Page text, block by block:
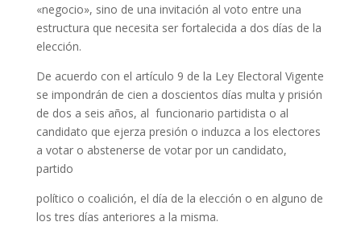
«negocio», sino de una invitación al voto entre una
estructura que necesita ser fortalecida a dos días de la
elección.
De acuerdo con el artículo 9 de la Ley Electoral Vigente
se impondrán de cien a doscientos días multa y prisión
de dos a seis años, al funcionario partidista o al
candidato que ejerza presión o induzca a los electores
a votar o abstenerse de votar por un candidato,
partido
político o coalición, el día de la elección o en alguno de
los tres días anteriores a la misma.